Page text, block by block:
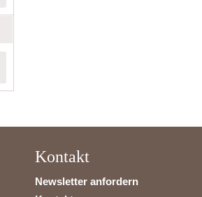
Kontakt
Newsletter anfordern